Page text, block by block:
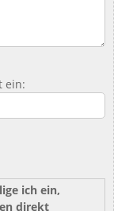
ein:
ich ein,
direkt